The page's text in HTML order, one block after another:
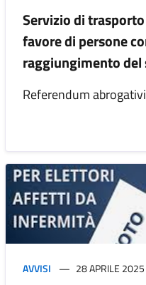
Servizio di
favore di persone
raggiungimento
Referendum
AVVISI 28 APRILE 2025